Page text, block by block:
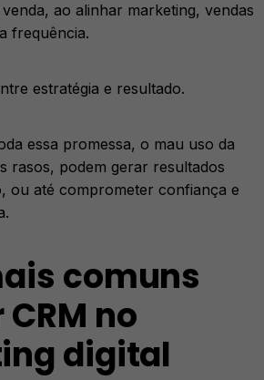
ao alinhar marketing, vendas
frequência.
estratégia e resultado.
essa promessa, o mau uso da
rasos, podem gerar resultados
ou até comprometer confiança e
comuns
no
digital